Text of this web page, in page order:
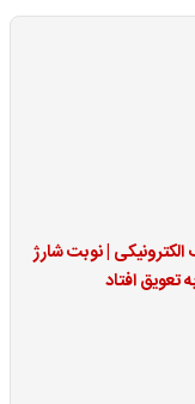
| نوبت شارژ
تعویق افتاد